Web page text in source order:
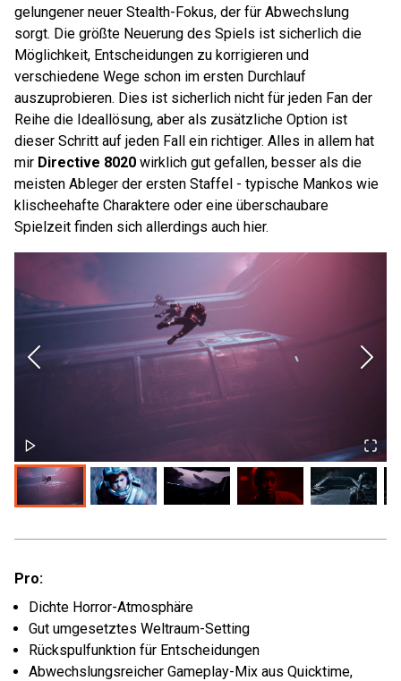
gelungener neuer Stealth-Fokus, der für Abwechslung
sorgt. Die größte Neuerung des Spiels ist sicherlich die
Möglichkeit, Entscheidungen zu korrigieren und
verschiedene Wege schon im ersten Durchlauf
auszuprobieren. Dies ist sicherlich nicht für jeden Fan der
Reihe die Ideallösung, aber als zusätzliche Option ist
dieser Schritt auf jeden Fall ein richtiger. Alles in allem hat
mir Directive 8020 wirklich gut gefallen, besser als die
meisten Ableger der ersten Staffel - typische Mankos wie
klischeehafte Charaktere oder eine überschaubare
Spielzeit finden sich allerdings auch hier.
Pro:
Dichte Horror-Atmosphäre
Gut umgesetztes Weltraum-Setting
Rückspulfunktion für Entscheidungen
Abwechslungsreicher Gameplay-Mix aus Quicktime,